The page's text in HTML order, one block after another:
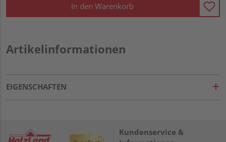
In den Warenkorb
Artikelinformationen
EIGENSCHAFTEN
Kundenservice &